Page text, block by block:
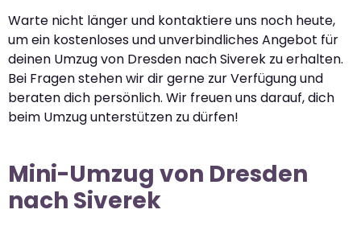
Warte nicht länger und kontaktiere uns noch heute,
um ein kostenloses und unverbindliches Angebot für
deinen Umzug von Dresden nach Siverek zu erhalten.
Bei Fragen stehen wir dir gerne zur Verfügung und
beraten dich persönlich. Wir freuen uns darauf, dich
beim Umzug unterstützen zu dürfen!
Mini-Umzug von Dresden
nach Siverek